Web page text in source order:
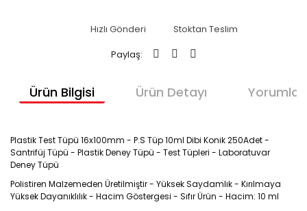
Hızlı Gönderi
Stoktan Teslim
Paylaş:
Ürün Bilgisi Ürün Detayı Yorumlar
Plastik Test Tüpü 16x100mm - P.S Tüp 10ml Dibi Konik 250Adet -
Santrifüj Tüpü - Plastik Deney Tüpü - Test Tüpleri - Laboratuvar
Deney Tüpü
Polistiren Malzemeden Üretilmiştir - Yüksek Saydamlık - Kırılmaya
Yüksek Dayanıklılık - Hacim Göstergesi - Sıfır Ürün - Hacim: 10 ml